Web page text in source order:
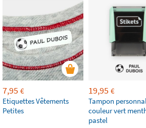
7,95 €
Etiquettes Vêtements
Petites
19,95 €
Tampon
couleur vert
pastel